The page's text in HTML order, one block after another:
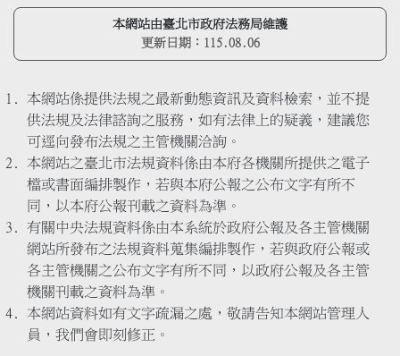
本網站由臺北市政府法務局維護
更新日期： 115.08.06
本網站係提供法規之最新動態資訊及資料檢索，並不提
供法規及法律諮詢之服務，如有法律上的疑義，建議您
可逕向發布法規之主管機關洽詢。
本網站之臺北市法規資料係由本府各機關所提供之電子
檔或書面編排製作，若與本府公報之公布文字有所不
同，以本府公報刊載之資料為準。
有關中央法規資料係由本系統於政府公報及各主管機關
網站所發布之法規資料蒐集編排製作，若與政府公報或
各主管機關之公布文字有所不同，以政府公報及各主管
機關刊載之資料為準。
本網站資料如有文字疏漏之處，敬請告知本網站管理人
員，我們會即刻修正。